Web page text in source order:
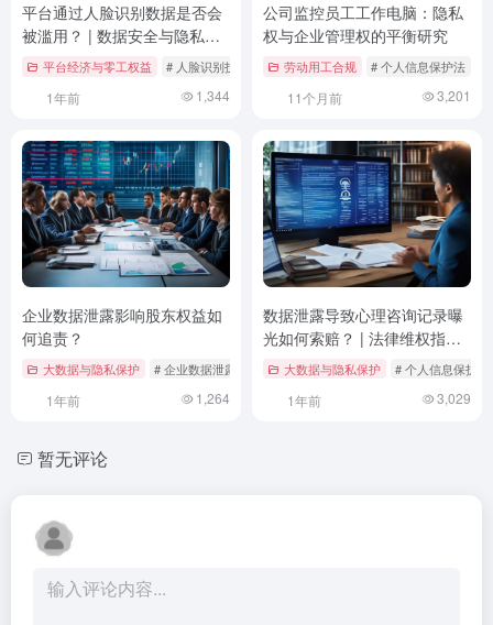
平台通过人脸识别数据是否会
被滥用？ | 数据安全与隐私保
护的挑战与应对
平台经济与零工权益 # 人脸识别技术 # 数据安全 # 案例分析
1年前 1,344
公司监控员工工作电脑：隐私
权与企业管理权的平衡研究
劳动用工合规 # 个人信息保护法
11个月前 3,201
企业数据泄露影响股东权益如
何追责？
大数据与隐私保护 # 企业数据泄露 # 公司法 # 网络安全法
1年前 1,264
数据泄露导致心理咨询记录曝
光如何索赔？ | 法律维权指南
与案例分析
大数据与隐私保护 # 个人信息保护
1年前 3,029
暂无评论